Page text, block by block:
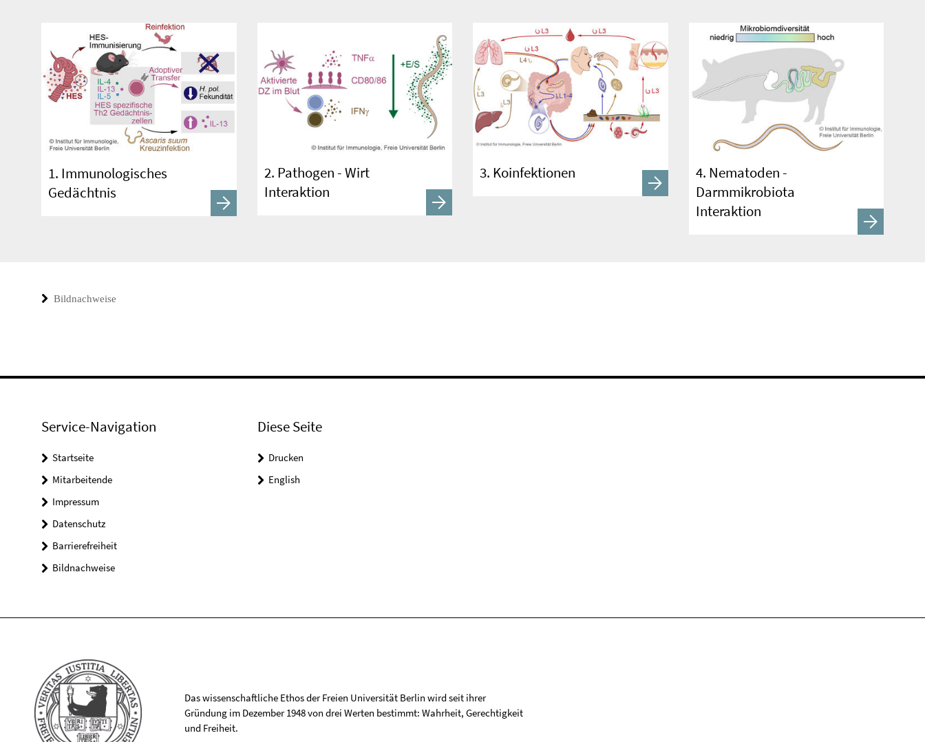
1. Immunologisches
Gedächtnis
2. Pathogen - Wirt
Interaktion
3. Koinfektionen
4. Nematoden -
Darmmikrobiota
Interaktion
Bildnachweise
Service-Navigation
Startseite
Mitarbeitende
Impressum
Datenschutz
Barrierefreiheit
Bildnachweise
Diese Seite
Drucken
English
Das wissenschaftliche Ethos der Freien Universität Berlin wird seit ihrer
Gründung im Dezember 1948 von drei Werten bestimmt: Wahrheit, Gerechtigkeit
und Freiheit.